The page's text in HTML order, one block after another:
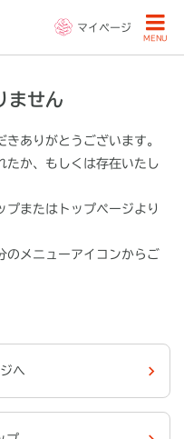
マイページ
MENU
ません
ありがとうございます。
たか、もしくは存在いたし
プまたはトップページより
の メニューアイコンからご
へ